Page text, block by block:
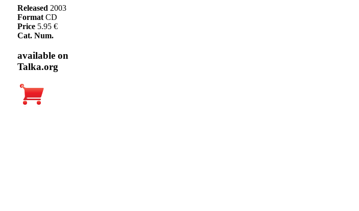
Released 2003
Format CD
Price 5.95 €
Cat. Num.
available on
Talka.org